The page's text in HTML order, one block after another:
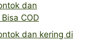
dan
COD
dan kering di